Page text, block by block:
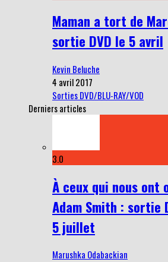
Maman a tort de
sortie DVD le 5 avril
Kevin Beluche
4 avril 2017
Sorties DVD/BLU-RAY/VOD
Derniers articles
3.0
À ceux qui nous ont
Adam Smith : sortie
5 juillet
Marushka Odabackian